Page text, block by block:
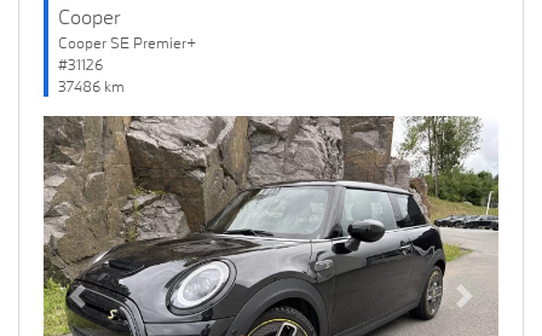
Cooper
Cooper SE Premier+
#31126
37486 km
Previous Next